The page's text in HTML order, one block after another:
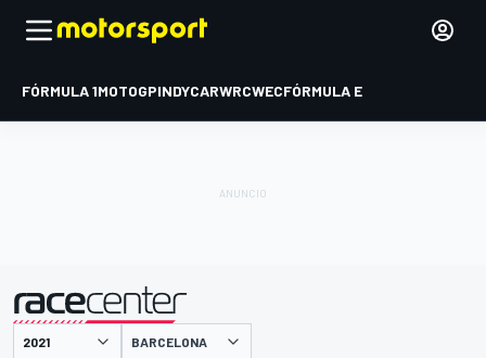
FÓRMULA 1MOTOGPINDYCARWRCWECFÓRMULA E
presentado por BARCELONA